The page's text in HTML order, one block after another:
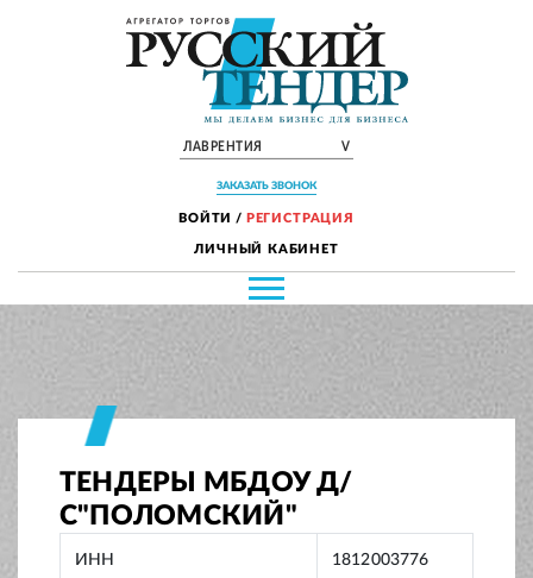
ЛАВРЕНТИЯ V
ЗАКАЗАТЬ ЗВОНОК
ВОЙТИ / РЕГИСТРАЦИЯ
ЛИЧНЫЙ КАБИНЕТ
ТЕНДЕРЫ МБДОУ Д/
С"ПОЛОМСКИЙ"
ИНН 1812003776